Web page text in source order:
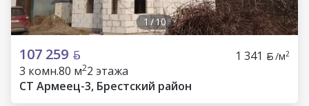
1/10
107 259 1 341 /м2
3 комн.80 м22 этажа
СТ Армеец-3, Брестский район